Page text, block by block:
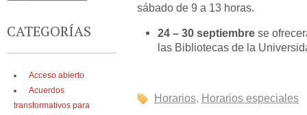
sábado de 9 a 13 horas.
24 – 30 septiembre se
las Bibliotecas de la
Horarios, Horarios especiales
CATEGORÍAS
Acceso abierto
Acuerdos
transformativos para